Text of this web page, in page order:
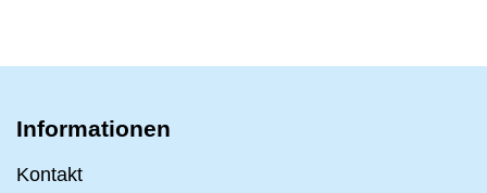
Informationen
Kontakt